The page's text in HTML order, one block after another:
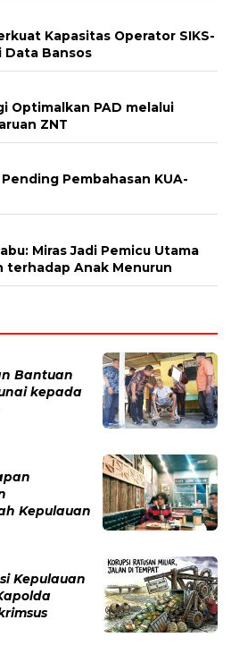
Kapasitas Operator SIKS-
Data Bansos
Optimalkan PAD melalui
ZNT
Pembahasan KUA-
Miras Jadi Pemicu Utama
terhadap Anak Menurun
Bantuan
kepada
Kepulauan
Kepulauan